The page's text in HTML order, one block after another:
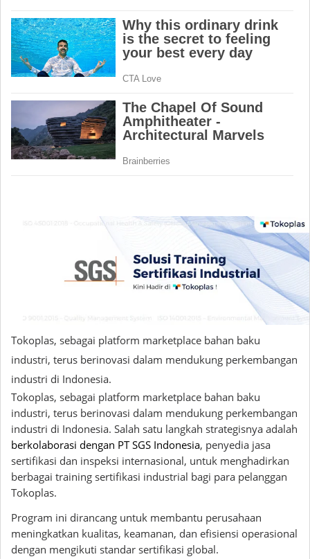
Tokoplas, sebagai platform marketplace bahan baku
industri, terus berinovasi dalam mendukung perkembangan
industri di Indonesia.
Tokoplas, sebagai platform marketplace bahan baku
industri, terus berinovasi dalam mendukung perkembangan
industri di Indonesia. Salah satu langkah strategisnya adalah
berkolaborasi dengan PT SGS Indonesia, penyedia jasa
sertifikasi dan inspeksi internasional, untuk menghadirkan
berbagai training sertifikasi industrial bagi para pelanggan
Tokoplas.
Program ini dirancang untuk membantu perusahaan
meningkatkan kualitas, keamanan, dan efisiensi operasional
dengan mengikuti standar sertifikasi global.